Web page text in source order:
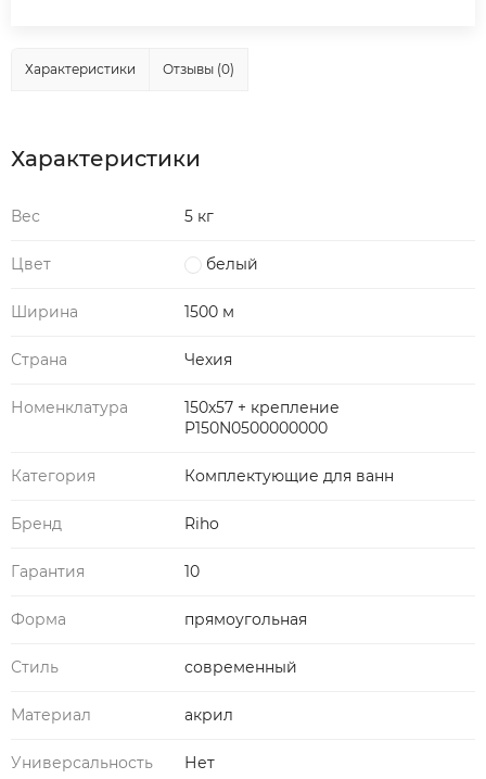
Характеристики Отзывы (0)
Характеристики
Вес 5 кг
Цвет белый
Ширина 1500 м
Страна Чехия
Номенклатура
150x57 + крепление
P150N0500000000
Категория Комплектующие для ванн
Бренд Riho
Гарантия 10
Форма прямоугольная
Стиль современный
Материал акрил
Универсальность Нет